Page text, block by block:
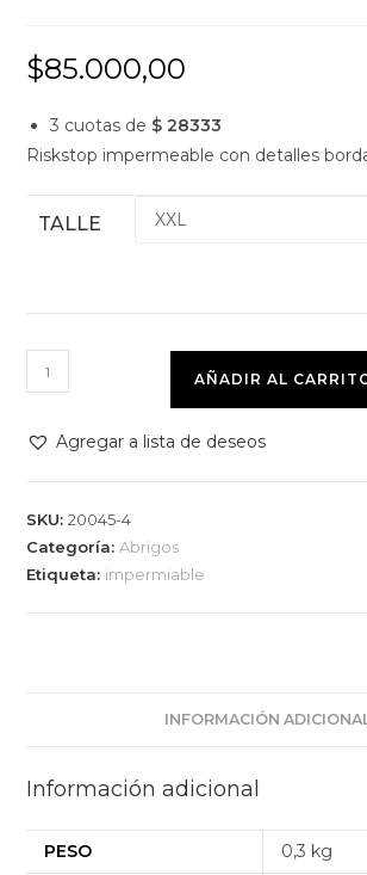
$85.000,00
3 cuotas de $ 28333
Riskstop impermeable con detalles
TALLE
AÑADIR AL
Agregar a lista de deseos
SKU:20045-4
Categoría: Abrigos
Etiqueta: impermiable
INFORMACIÓN
Información adicional
PESO
0,3 kg